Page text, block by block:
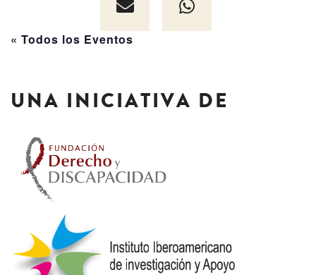
« Todos los Eventos
UNA INICIATIVA DE